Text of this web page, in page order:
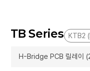
TB Series KTB2
H-Bridge PCB 릴레이